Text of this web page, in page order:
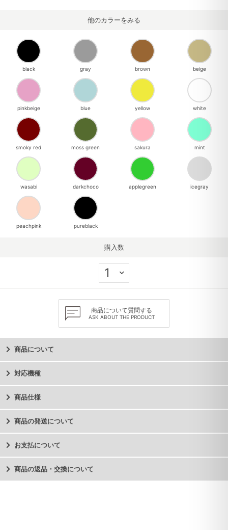
他のカラーをみる
black gray brown beige
pinkbeige blue yellow white
smoky red moss green sakura mint
wasabi darkchoco applegreen icegray
peachpink pureblack
購入数
商品について質問する
ASK ABOUT THE PRODUCT
商品について
対応機種
商品仕様
商品の発送について
お支払について
商品の返品・交換について